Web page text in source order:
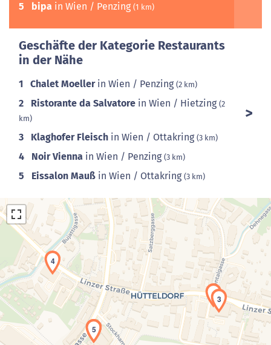
5 bipa in Wien / Penzing (1 km)
Geschäfte der Kategorie Restaurants
in der Nähe
1 Chalet Moellerin Wien / Penzing (2 km)
2 Ristorante da Salvatore in Wien / Hietzing (2
km)
3 Klaghofer Fleisch in Wien / Ottakring (3 km)
4 Noir Vienna in Wien / Penzing (3 km)
5 Eissalon Mauß in Wien / Ottakring (3 km)
Laden der Karte...
1
2
3
4
5